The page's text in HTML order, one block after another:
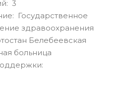
3
Государственное
здравоохранения
Белебеевская
больница